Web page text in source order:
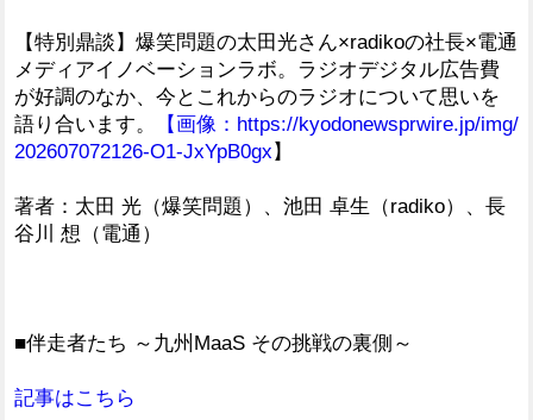
【特別鼎談】爆笑問題の太田光さん×radikoの社長×電通
メディアイノベーションラボ。ラジオデジタル広告費
が好調のなか、今とこれからのラジオについて思いを
語り合います。
【画像： https://kyodonewsprwire.jp/img/
202607072126-O1-JxYpB0gx 】
著者：太田 光（爆笑問題）、池田 卓生（radiko）、長
谷川 想（電通）
■伴走者たち ～九州MaaS その挑戦の裏側～
記事はこちら